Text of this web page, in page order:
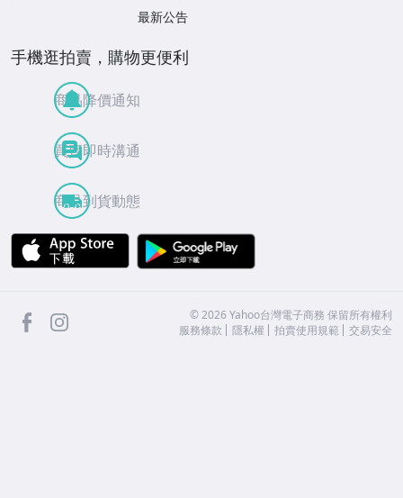
最新公告
手機逛拍賣，購物更便利
商品降價通知
買賣即時溝通
商品到貨動態
APP Store
facebook ©2026 Yahoo台灣電子商務 保留所有權利
服務條款
隱私權 拍賣使用規範 交易安全